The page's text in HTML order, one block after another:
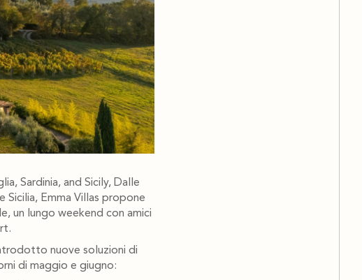
Sardinia, and Sicily, Dalle
Sicilia, Emma Villas propone
un lungo weekend con amici
nuove soluzioni di
di maggio e giugno: